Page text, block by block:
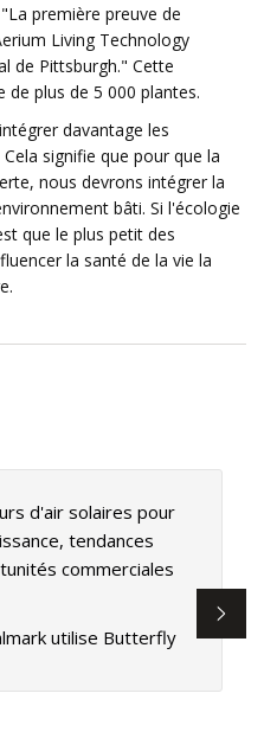
première preuve de
Living Technology
de Pittsburgh." Cette
de plus de 5 000 plantes.
davantage les
signifie que pour que la
nous devrons intégrer la
bâti. Si l'écologie
que le plus petit des
la santé de la vie la
d'air solaires pour
tendances
commerciales
utilise Butterfly